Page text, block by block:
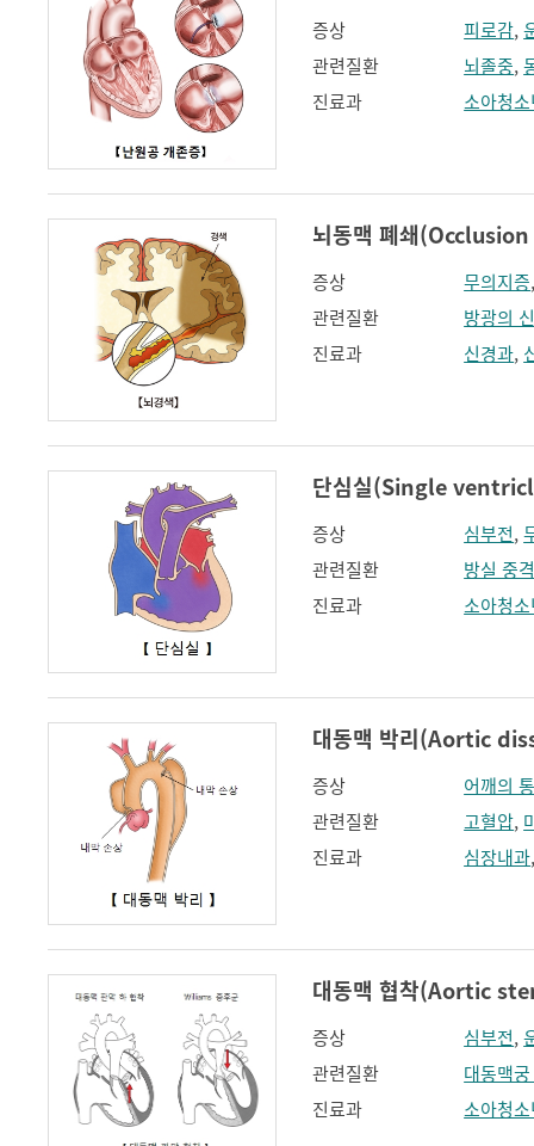
증상 피로감,
관련질환
뇌졸중,
진료과
소아청
뇌동맥 폐쇄
증상 무의지증
관련질환
방광의
진료과
신경과,
단심실(Single
증상 심부전,
관련질환
방실 중
진료과
소아청
대동맥 박리(Aortic
증상
어깨의
관련질환
고혈압,
진료과
심장내과
대동맥 협착(Aortic
증상 심부전,
관련질환
대동맥
진료과
소아청